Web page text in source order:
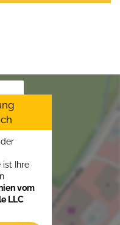
ist Ihre
vom
LLC